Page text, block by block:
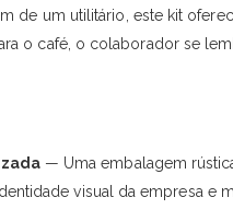
de um utilitário, este kit
o café, o colaborador se
— Uma embalagem
visual da empresa e